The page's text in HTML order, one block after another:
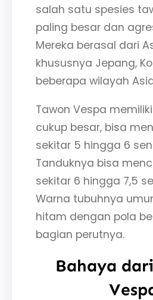
salah satu spesies
paling besar dan
Mereka berasal dari
khususnya Jepang,
beberapa wilayah
Tawon Vespa
cukup besar, bisa
sekitar 5 hingga 6
Tanduknya bisa
sekitar 6 hingga 7,5
Warna tubuhnya
hitam dengan pola
bagian perutnya.
Bahaya